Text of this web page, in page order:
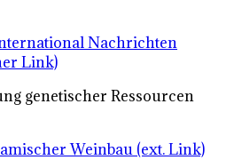
Nachrichten
Link)
genetischer Ressourcen
Weinbau (ext. Link)